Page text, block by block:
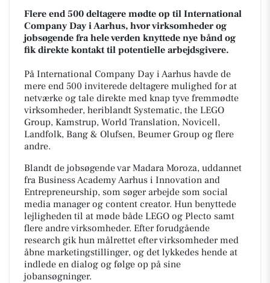
Flere end 500 deltagere mødte op til International
Company Day i Aarhus, hvor virksomheder og
jobsøgende fra hele verden knyttede nye bånd og
fik direkte kontakt til potentielle arbejdsgivere.
På International Company Day i Aarhus havde de
mere end 500 inviterede deltagere mulighed for at
netværke og tale direkte med knap tyve fremmødte
virksomheder, heriblandt Systematic, the LEGO
Group, Kamstrup, World Translation, Novicell,
Landfolk, Bang & Olufsen, Beumer Group og flere
andre.
Blandt de jobsøgende var Madara Moroza, uddannet
fra Business Academy Aarhus i Innovation and
Entrepreneurship, som søger arbejde som social
media manager og content creator. Hun benyttede
lejligheden til at møde både LEGO og Plecto samt
flere andre virksomheder. Efter forudgående
research gik hun målrettet efter virksomheder med
åbne marketingstillinger, og det lykkedes hende at
indlede en dialog og følge op på sine
jobansøgninger.